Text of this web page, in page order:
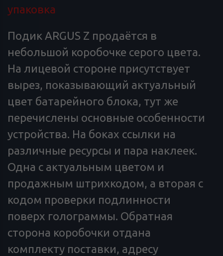
Подик ARGUS Z продаётся в
небольшой коробочке серого цвета.
На лицевой стороне присутствует
вырез, показывающий актуальный
цвет батарейного блока, тут же
перечислены основные особенности
устройства. На боках ссылки на
различные ресурсы и пара наклеек.
Одна с актуальным цветом и
продажным штрихкодом, а вторая с
кодом проверки подлинности
поверх голограммы. Обратная
сторона коробочки отдана
комплекту поставки, адресу